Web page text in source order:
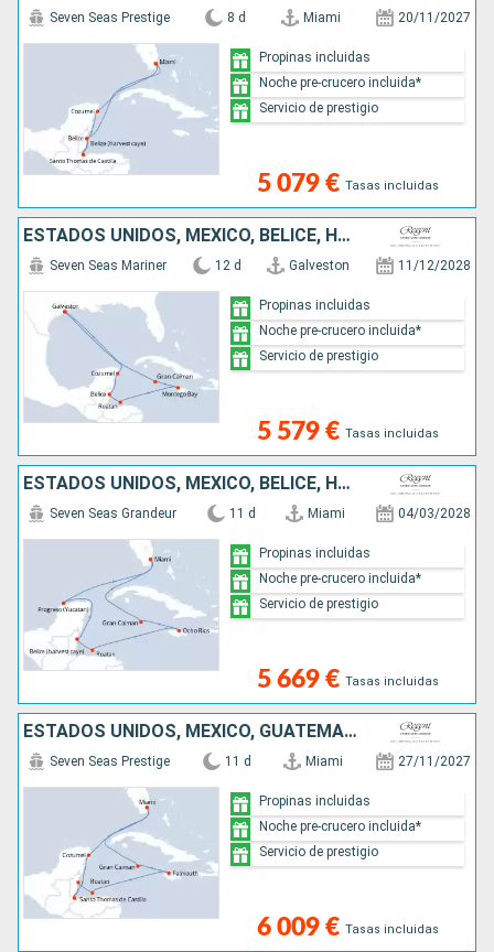
Seven Seas Prestige 8 d Miami 20/11/2027
5 079 € Tasas incluidas
Propinas incluidas
Noche pre-crucero incluida*
Servicio de prestigio
ESTADOS UNIDOS, MÉXICO, BELICE, HONDURAS, JAMAICA, ISLAS CAIMÁN
Seven Seas Mariner 12 d Galveston 11/12/2028
5 579 € Tasas incluidas
Propinas incluidas
Noche pre-crucero incluida*
Servicio de prestigio
ESTADOS UNIDOS, MÉXICO, BELICE, HONDURAS, JAMAICA, ISLAS CAIMÁN
Seven Seas Grandeur 11 d Miami 04/03/2028
5 669 € Tasas incluidas
Propinas incluidas
Noche pre-crucero incluida*
Servicio de prestigio
ESTADOS UNIDOS, MÉXICO, GUATEMALA, BELICE, HONDURAS, JAMAICA, ISLAS CAIMÁN
Seven Seas Prestige 11 d Miami 27/11/2027
6 009 € Tasas incluidas
Propinas incluidas
Noche pre-crucero incluida*
Servicio de prestigio